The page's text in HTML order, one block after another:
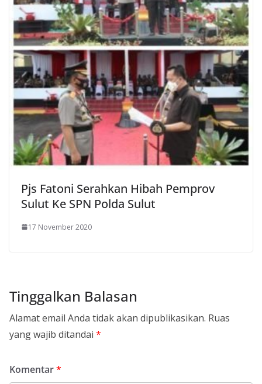
Pjs Fatoni Serahkan Hibah Pemprov
Sulut Ke SPN Polda Sulut
17 November 2020
Tinggalkan Balasan
Alamat email Anda tidak akan dipublikasikan. Ruas
yang wajib ditandai *
Komentar*